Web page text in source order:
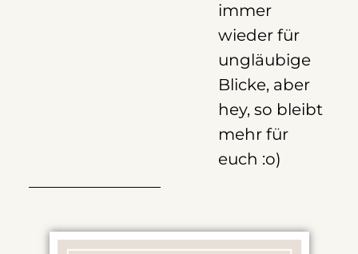
immer
wieder für
ungläubige
Blicke, aber
hey, so bleibt
mehr für
euch :o)